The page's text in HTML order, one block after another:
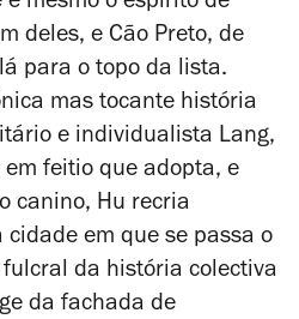
deles, e Cão Preto, de
para o topo da lista.
mas tocante história
e individualista Lang,
feitio que adopta, e
canino, Hu recria
em que se passa o
da história colectiva
da fachada de